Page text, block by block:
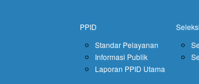
PPID
Standar Pelayanan
Informasi Publik
Laporan PPID Utama
Seleksi